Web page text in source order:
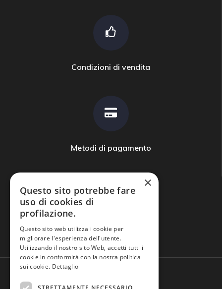
Condizioni di vendita
Metodi di pagamento
Domande frequenti
×
Questo sito potrebbe fare
uso di cookies di
profilazione.
Questo sito web utilizza i cookie per
migliorare l'esperienza dell'utente.
Utilizzando il nostro sito Web, accetti tutti i
cookie in conformità con la nostra politica
sui cookie. Dettaglio